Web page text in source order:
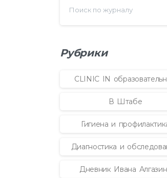
Рубрики
CLINIC IN
В Штабе
Гигиена и
Диагностика и
Дневник Ивана